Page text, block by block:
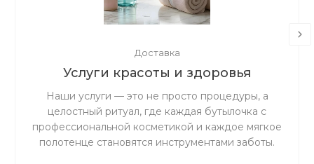
Доставка
Услуги красоты и здоровья
Наши услуги — это не просто процедуры, а
целостный ритуал, где каждая бутылочка с
профессиональной косметикой и каждое мягкое
полотенце становятся инструментами заботы.